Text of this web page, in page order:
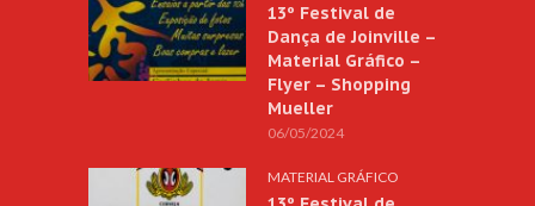
13º Festival de
Dança de Joinville –
Material Gráfico –
Flyer – Shopping
Mueller
06/05/2024
MATERIAL GRÁFICO